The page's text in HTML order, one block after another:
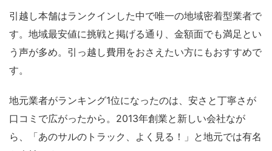
引越し本舗はランクインした中で唯一の地域密着型業者で
す。地域最安値に挑戦と掲げる通り、金額面でも満足とい
う声が多め。引っ越し費用をおさえたい方にもおすすめで
す。
地元業者がランキング1位になったのは、安さと丁寧さが
口コミで広がったから。2013年創業と新しい会社なが
ら、「あのサルのトラック、よく見る！」と地元では有名